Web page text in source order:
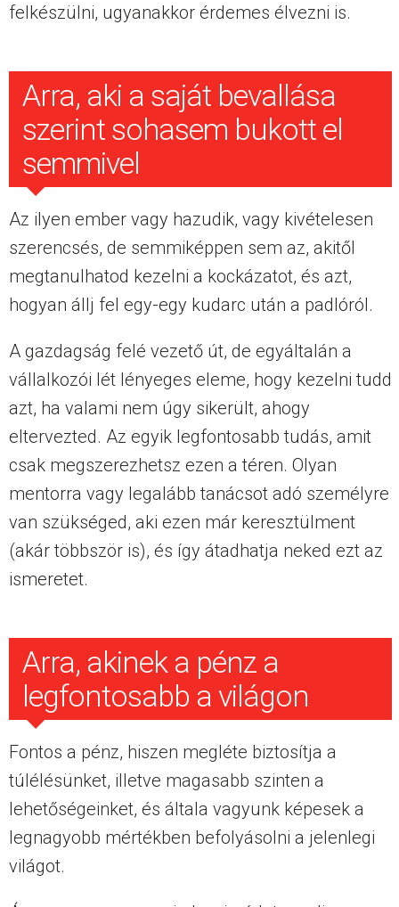
felkészülni, ugyanakkor érdemes élvezni is.
Arra, aki a saját bevallása
szerint sohasem bukott el
semmivel
Az ilyen ember vagy hazudik, vagy kivételesen
szerencsés, de semmiképpen sem az, akitől
megtanulhatod kezelni a kockázatot, és azt,
hogyan állj fel egy-egy kudarc után a padlóról.
A gazdagság felé vezető út, de egyáltalán a
vállalkozói lét lényeges eleme, hogy kezelni tudd
azt, ha valami nem úgy sikerült, ahogy
eltervezted. Az egyik legfontosabb tudás, amit
csak megszerezhetsz ezen a téren. Olyan
mentorra vagy legalább tanácsot adó személyre
van szükséged, aki ezen már keresztülment
(akár többször is), és így átadhatja neked ezt az
ismeretet.
Arra, akinek a pénz a
legfontosabb a világon
Fontos a pénz, hiszen megléte biztosítja a
túlélésünket, illetve magasabb szinten a
lehetőségeinket, és általa vagyunk képesek a
legnagyobb mértékben befolyásolni a jelenlegi
világot.